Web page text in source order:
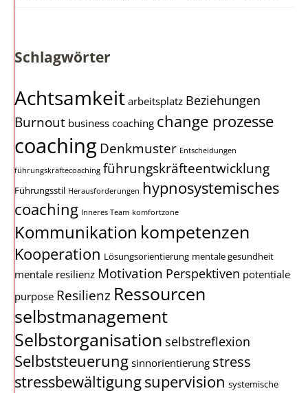
Schlagwörter
Achtsamkeit arbeitsplatz Beziehungen
Burnout business coaching change prozesse
coachingDenkmuster Entscheidungen
führungskräftecoaching führungskräfteentwicklung
Führungsstil Herausforderungen hypnosystemisches
coaching Inneres Team komfortzone
Kommunikation kompetenzen
Kooperation Lösungsorientierung mentale gesundheit
mentale resilienz Motivation Perspektiven potentiale
purpose Resilienz Ressourcen
selbstmanagement
Selbstorganisation selbstreflexion
Selbststeuerung sinnorientierung stress
stressbewältigungsupervision systemische